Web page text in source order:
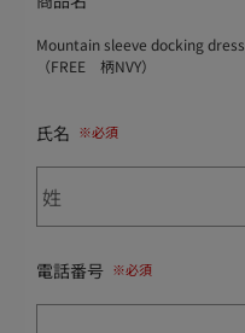
Mountain sleeve docking dress
（FREE 柄NVY）
氏名
電話番号